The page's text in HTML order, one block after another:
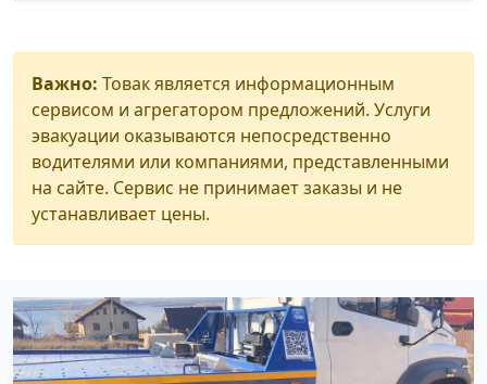
Важно: Товак является информационным
сервисом и агрегатором предложений. Услуги
эвакуации оказываются непосредственно
водителями или компаниями, представленными
на сайте. Сервис не принимает заказы и не
устанавливает цены.